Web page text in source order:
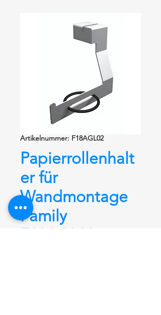
Artikelnummer: F18AGL02
Papierrollenhalt
er für
Wandmontage
Family
F18AGL02